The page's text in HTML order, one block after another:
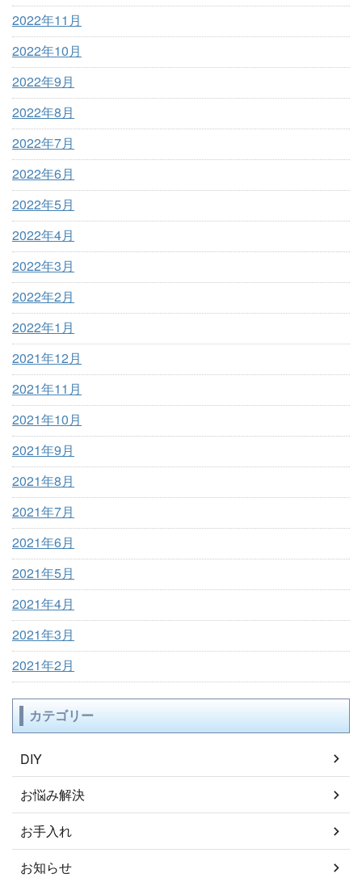
2022年11月
2022年10月
2022年9月
2022年8月
2022年7月
2022年6月
2022年5月
2022年4月
2022年3月
2022年2月
2022年1月
2021年12月
2021年11月
2021年10月
2021年9月
2021年8月
2021年7月
2021年6月
2021年5月
2021年4月
2021年3月
2021年2月
カテゴリー
DIY
お悩み解決
お手入れ
お知らせ